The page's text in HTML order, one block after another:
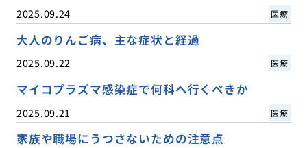
2025.09.24 医療
大人のりんご病、主な症状と経過
2025.09.22 医療
マイコプラズマ感染症で何科へ行くべきか
2025.09.21 医療
家族や職場にうつさないための注意点